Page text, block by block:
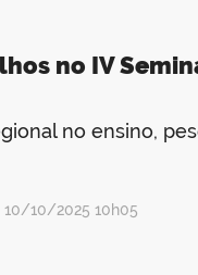
no IV
no ensino,
10/10/2025 10h05